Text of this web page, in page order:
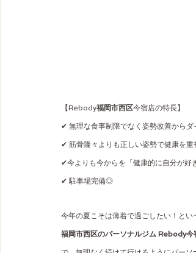
【Rebody福岡市西区今宿店の特長】
✔ 無理な食事制限でなく姿勢改善からダ
✔ 筋骨隆々よりも正しい姿勢で健康を重
✔今よりも今からを「健康的に自分が好
✔ 駐車場完備◎
今年の夏こそは薄着で過ごしたい！とい
福岡市西区のパーソナルジム Rebody今